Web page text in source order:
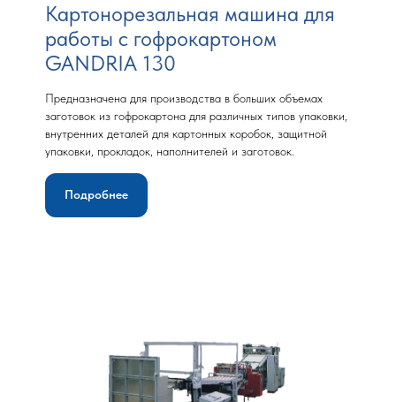
Картонорезальная машина для
работы с гофрокартоном
GANDRIA 130
Предназначена для производства в больших объемах
заготовок из гофрокартона для различных типов упаковки,
внутренних деталей для картонных коробок, защитной
упаковки, прокладок, наполнителей и заготовок.
Подробнее